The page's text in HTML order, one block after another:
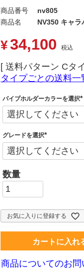
商品番号
nv805
商品名
NV350 キャ
¥34,100 税込
送料パターン Cタ
タイプごとの送料一
パイプホルダーカラーを選択
(
)
グレードを選択
(
必
須
)
お気に入りに登録する
カートに入れ
商品についてのお問